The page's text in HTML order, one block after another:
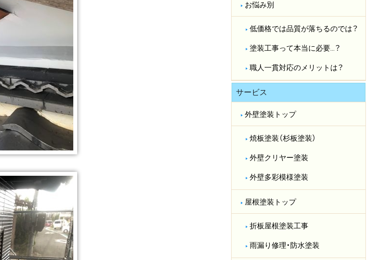
お悩み別
低価格では品質が落ちるのでは？​
塗装工事って本当に必要…？​
職人一貫対応のメリットは？​
サービス
外壁塗装トップ
焼板塗装（杉板塗装）
外壁クリヤー塗装
外壁多彩模様塗装
屋根塗装トップ
折板屋根塗装工事
雨漏り修理・防水塗装